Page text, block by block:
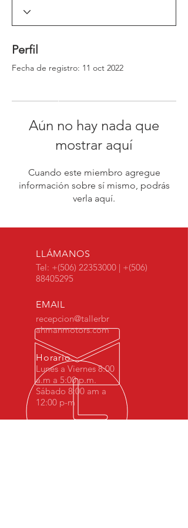
99cb583dfb73"].version;headEl.appendChild(js
visa.session-replays.io/ssr-worker.min", ".js?
99cb583dfb73&v=");</script><!-- VISA Session
Perfil
Fecha de registro: 11 oct 2022
Aún no hay nada que
mostrar aquí
Cuando este miembro agregue
información sobre sí mismo, podrás
verla aquí.
LLÁMANOS
Tel: +(506) 22353000 | +(506)
88405295
EMAIL
recepcion@tallerbr
ahmanmotors.com
Horario
Lunes a Viernes 8:00
a.m a 5:00 p.m.
Sábado 8:00 am a
12:00 p-m